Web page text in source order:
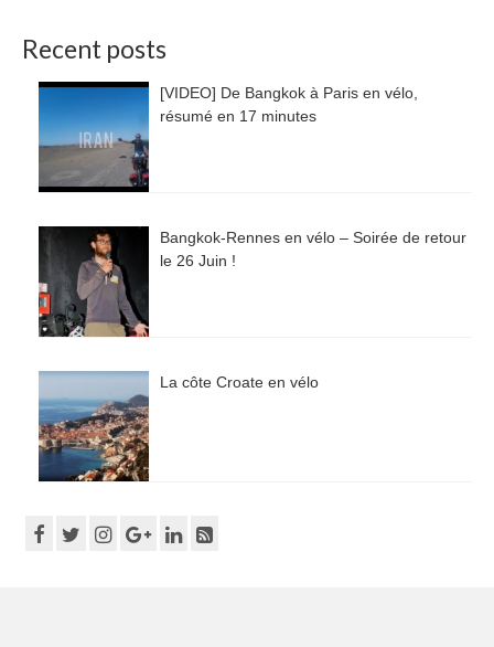
Recent posts
[VIDEO] De Bangkok à Paris en vélo,
résumé en 17 minutes
Bangkok-Rennes en vélo – Soirée de retour
le 26 Juin !
La côte Croate en vélo